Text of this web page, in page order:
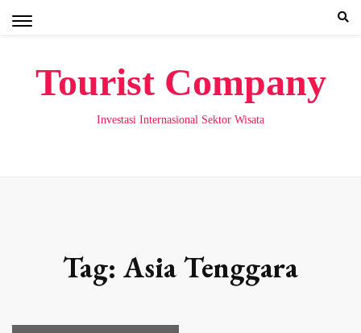
Tourist Company
Investasi Internasional Sektor Wisata
Tag: Asia Tenggara